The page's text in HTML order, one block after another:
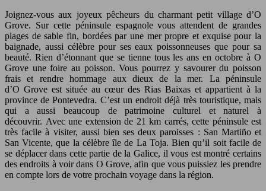
Joignez-vous aux joyeux pêcheurs du charmant petit village d’O
Grove. Sur cette péninsule espagnole vous attendent de grandes
plages de sable fin, bordées par une mer propre et exquise pour la
baignade, aussi célèbre pour ses eaux poissonneuses que pour sa
beauté. Rien d’étonnant que se tienne tous les ans en octobre à O
Grove une foire au poisson. Vous pourrez y savourer du poisson
frais et rendre hommage aux dieux de la mer. La péninsule
d’O Grove est située au cœur des Rias Baixas et appartient à la
province de Pontevedra. C’est un endroit déjà très touristique, mais
qui a aussi beaucoup de patrimoine culturel et naturel à
découvrir. Avec une extension de 21 km carrés, cette péninsule est
très facile à visiter, aussi bien ses deux paroisses : San Martiño et
San Vicente, que la célèbre île de La Toja. Bien qu’il soit facile de
se déplacer dans cette partie de la Galice, il vous est montré certains
des endroits à voir dans O Grove, afin que vous puissiez les prendre
en compte lors de votre prochain voyage dans la région.